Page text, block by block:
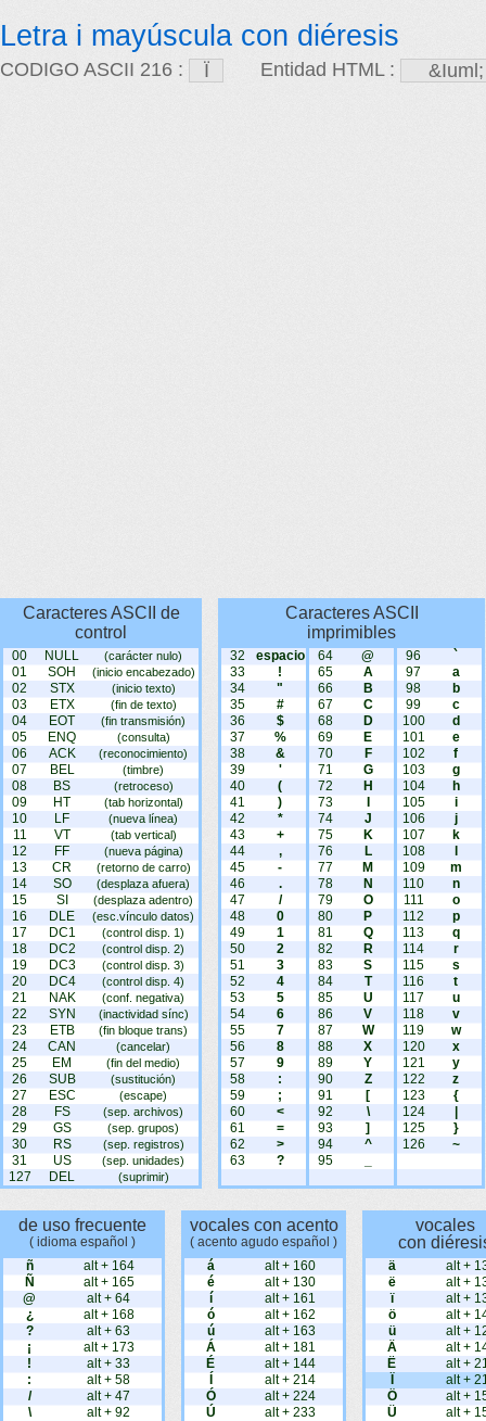
Letra i mayúscula con diéresis
CODIGO ASCII 216 : Entidad HTML :
Caracteres ASCII de
control
00 NULL (carácter nulo)
01 SOH (inicio encabezado)
02 STX (inicio texto)
03 ETX (fin de texto)
04 EOT (fin transmisión)
05 ENQ (consulta)
06 ACK (reconocimiento)
07 BEL (timbre)
08 BS (retroceso)
09 HT (tab horizontal)
10 LF (nueva línea)
11 VT (tab vertical)
12 FF (nueva página)
13 CR (retorno de carro)
14 SO (desplaza afuera)
15 SI (desplaza adentro)
16 DLE (esc.vínculo datos)
17 DC1 (control disp. 1)
18 DC2 (control disp. 2)
19 DC3 (control disp. 3)
20 DC4 (control disp. 4)
21 NAK (conf. negativa)
22 SYN (inactividad sínc)
23 ETB (fin bloque trans)
24 CAN (cancelar)
25 EM (fin del medio)
26 SUB (sustitución)
27 ESC (escape)
28 FS (sep. archivos)
29 GS (sep. grupos)
30 RS (sep. registros)
31 US (sep. unidades)
127 DEL (suprimir)
Caracteres ASCII
imprimibles
32
espacio
33
!
34
"
35
#
36
$
37
%
38
&
39
'
40
(
41
)
42
*
43
+
44
,
45
-
46
.
47
/
48
0
49
1
50
2
51
3
52
4
53
5
54
6
55
7
56
8
57
9
58
:
59
;
60
<
61
=
62
>
63
?
64
@
65
A
66
B
67
C
68
D
69
E
70
F
71
G
72
H
73
74
J
75
K
76
L
77
M
78
N
79
O
80
P
81
Q
82
R
83
S
84
T
85
U
86
V
87
W
88
X
89
Y
90
Z
91
[
92
\
93
]
94
^
95
96
`
97
a
98
b
99
c
100
d
101
e
102
f
103
g
104
h
105
i
106
j
107
k
108
109
m
110
n
111
o
112
p
113
q
114
r
115
s
116
t
117
u
118
v
119
w
120
x
121
y
122
z
123
{
124
125
}
126
~
de uso frecuente
( idioma español )
ñ
alt + 164
Ñ
alt + 165
@
alt + 64
¿
alt + 168
?
alt + 63
¡
alt + 173
!
alt + 33
:
alt + 58
/
alt + 47
\
alt + 92
vocales con acento
( acento agudo español )
á
alt + 160
é
alt + 130
í
alt + 161
ó
alt + 162
ú
alt + 163
Á
alt + 181
É
alt + 144
alt + 214
Ó
alt + 224
Ú
alt + 233
vocales
con
ä
alt +
ë
alt +
ï
alt +
ö
alt +
ü
alt +
Ä
alt +
Ë
alt +
alt +
Ö
alt +
Ü
alt +